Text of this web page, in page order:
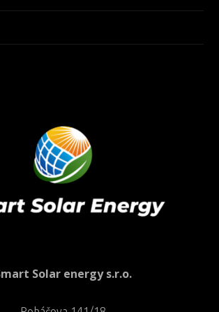
Solar energy s.r.o.